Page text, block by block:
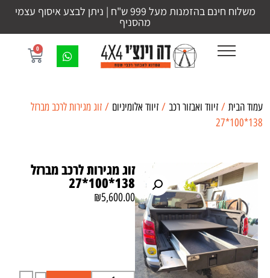
משלוח חינם בהזמנות מעל 999 ש"ח | ניתן לבצע איסוף עצמי
מהסניף
0
עמוד הבית / זיווד ואבזור רכב / זיווד אלומיניום / זוג מגירות לרכב מברזל
138*100*27
זוג מגירות לרכב מברזל
138*100*27
₪5,600.00